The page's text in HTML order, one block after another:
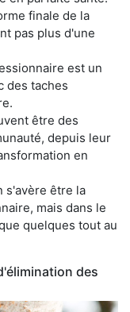
finale de la
pas plus d'une
est un
des taches
être des
depuis leur
en
s'avère être la
mais dans le
quelques tout au
des